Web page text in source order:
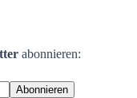
abonnieren: